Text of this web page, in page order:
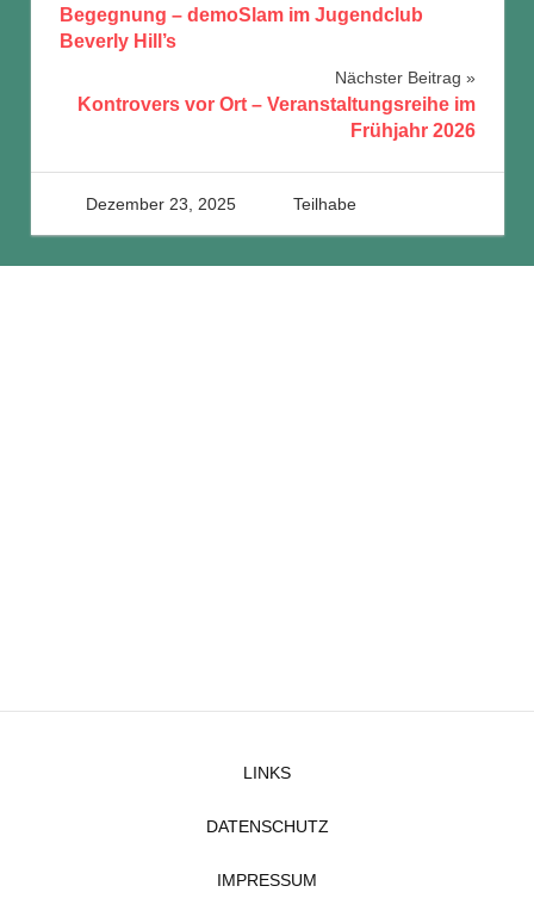
Begegnung – demoSlam im Jugendclub
Beverly Hill’s
Nächster Beitrag
Kontrovers vor Ort – Veranstaltungsreihe im
Frühjahr 2026
Dezember 23, 2025 J Richter
Teilhabe
LINKS
DATENSCHUTZ
IMPRESSUM